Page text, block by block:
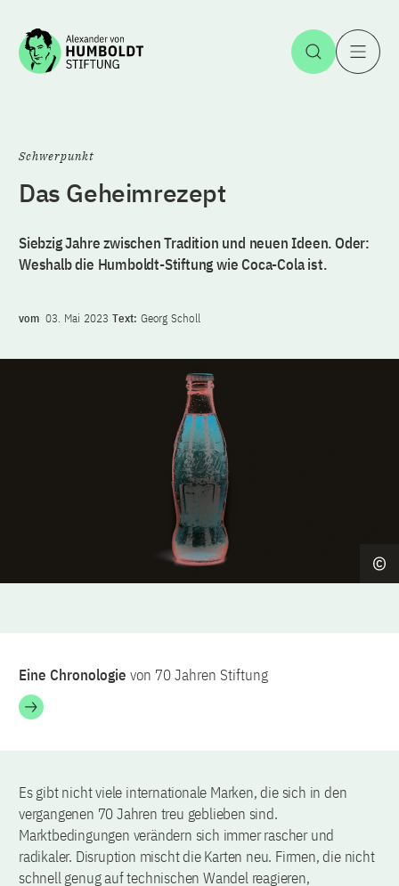
Zum Inhalt springen Suche
Schwerpunkt
Das Geheimrezept
Siebzig Jahre zwischen Tradition und neuen Ideen. Oder:
Weshalb die Humboldt-Stiftung wie Coca-Cola ist.
vom 03. Mai 2023 Text: Georg Scholl
Eine Chronologie von 70 Jahren Stiftung
Es gibt nicht viele internationale Marken, die sich in den
vergangenen 70 Jahren treu geblieben sind.
Marktbedingungen verändern sich immer rascher und
radikaler. Disruption mischt die Karten neu. Firmen, die nicht
schnell genug auf technischen Wandel reagieren,